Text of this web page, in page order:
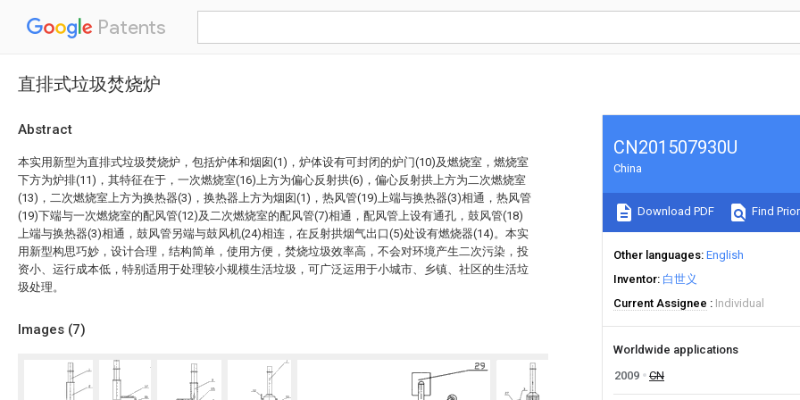
Patents
直排式垃圾焚烧炉
Abstract
本实用新型为直排式垃圾焚烧炉，包括炉体和烟囱(1)，炉体设有可封闭的炉门(10)及燃烧室，燃烧室
下方为炉排(11)，其特征在于，一次燃烧室(16)上方为偏心反射拱(6)，偏心反射拱上方为二次燃烧室
(13)，二次燃烧室上方为换热器(3)，换热器上方为烟囱(1)，热风管(19)上端与换热器(3)相通，热风管
(19)下端与一次燃烧室的配风管(12)及二次燃烧室的配风管(7)相通，配风管上设有通孔，鼓风管(18)
上端与换热器(3)相通，鼓风管另端与鼓风机(24)相连，在反射拱烟气出口(5)处设有燃烧器(14)。本实
用新型构思巧妙，设计合理，结构简单，使用方便，焚烧垃圾效率高，不会对环境产生二次污染，投
资小、运行成本低，特别适用于处理较小规模生活垃圾，可广泛运用于小城市、乡镇、社区的生活垃
圾处理。
Images (7)
CN201507930U
China
Download PDF Find
Other languages English
Inventor 白世义
Current Assignee
Individual
Worldwide applications
2009
CN